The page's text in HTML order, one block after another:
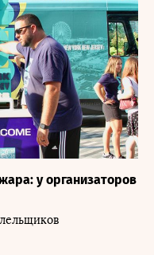
у организаторов